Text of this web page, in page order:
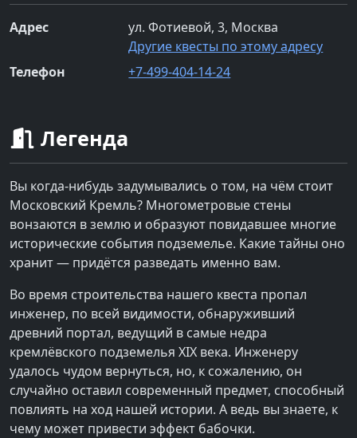
Адрес
ул. Фотиевой, 3, Москва
Другие квесты по этому адресу
Телефон
+7-499-404-14-24
Легенда
Вы когда-нибудь задумывались о том, на чём стоит
Московский Кремль? Многометровые стены
вонзаются в землю и образуют повидавшее многие
исторические события подземелье. Какие тайны оно
хранит — придётся разведать именно вам.
Во время строительства нашего квеста пропал
инженер, по всей видимости, обнаруживший
древний портал, ведущий в самые недра
кремлёвского подземелья XIX века. Инженеру
удалось чудом вернуться, но, к сожалению, он
случайно оставил современный предмет, способный
повлиять на ход нашей истории. А ведь вы знаете, к
чему может привести эффект бабочки.